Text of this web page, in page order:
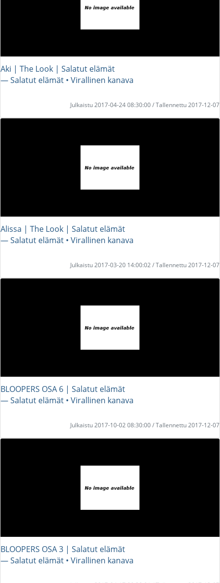
Aki | The Look | Salatut elämät
― Salatut elämät • Virallinen kanava
Julkaistu 2017-04-24 08:30:00 / Tallennettu 2017-12-07
Alissa | The Look | Salatut elämät
― Salatut elämät • Virallinen kanava
Julkaistu 2017-03-20 14:00:02 / Tallennettu 2017-12-07
BLOOPERS OSA 6 | Salatut elämät
― Salatut elämät • Virallinen kanava
Julkaistu 2017-10-02 08:30:00 / Tallennettu 2017-12-07
BLOOPERS OSA 3 | Salatut elämät
― Salatut elämät • Virallinen kanava